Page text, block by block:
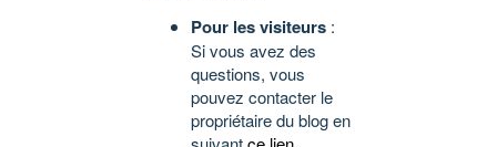
Pour les visiteurs :
Si vous avez des
questions, vous
pouvez contacter le
propriétaire du blog en